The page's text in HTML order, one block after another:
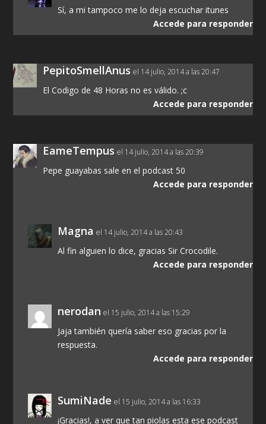
Sí, a mi tampoco me lo deja escuchar itunes
Accede para responder
PepitoSmellAnus el 14 julio, 2014 a las 20:47
El Codigo de 48 Horas no es válido. ;c
Accede para responder
EameTempus el 14 julio, 2014 a las 20:39
Pepe guayabas sale en el podcast 50
Accede para responder
Magna el 14 julio, 2014 a las 20:43
Al fin alguien lo dice, gracias Sir Crocodile.
Accede para responder
nerodan el 15 julio, 2014 a las 15:29
Jaja también quería saber eso gracias por la
respuesta.
Accede para responder
SumiNade el 15 julio, 2014 a las 16:33
¡Gracias!, a ver que tan piolas esta ese podcast